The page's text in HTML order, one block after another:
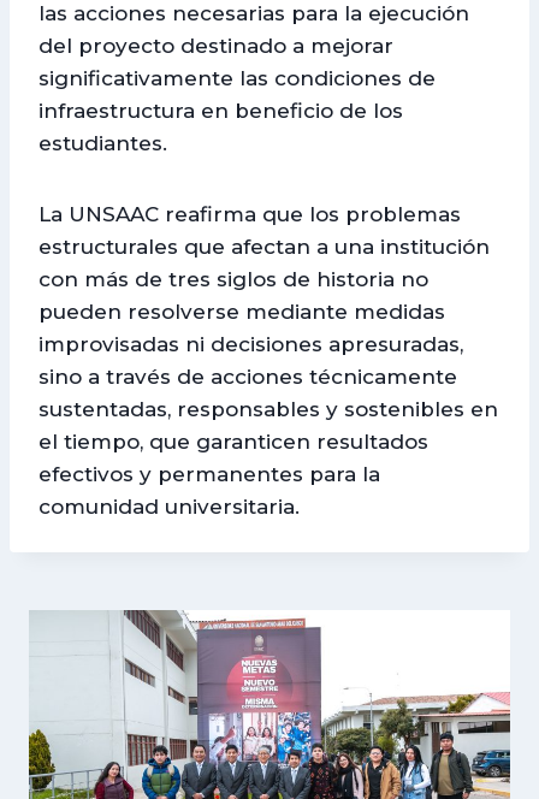
las acciones necesarias para la ejecución
del proyecto destinado a mejorar
significativamente las condiciones de
infraestructura en beneficio de los
estudiantes.
La UNSAAC reafirma que los problemas
estructurales que afectan a una institución
con más de tres siglos de historia no
pueden resolverse mediante medidas
improvisadas ni decisiones apresuradas,
sino a través de acciones técnicamente
sustentadas, responsables y sostenibles en
el tiempo, que garanticen resultados
efectivos y permanentes para la
comunidad universitaria.